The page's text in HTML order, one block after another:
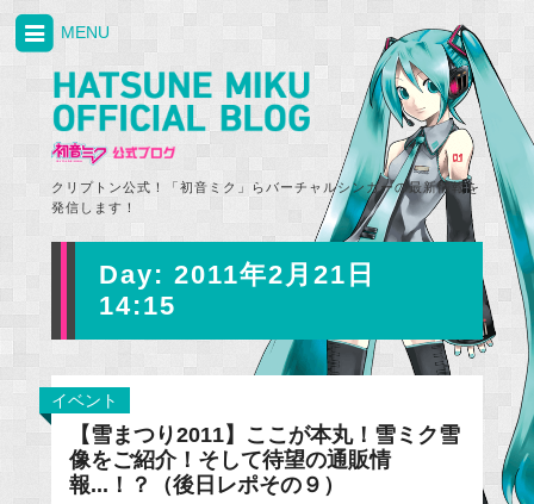
クリプトン公式！「初音ミク」らバーチャルシンガーの最新情報を
発信します！
MENU
Day: 2011年2月21日
14:15
イベント
【雪まつり2011】ここが本丸！雪ミク雪
像をご紹介！そして待望の通販情
報...！？（後日レポその９）